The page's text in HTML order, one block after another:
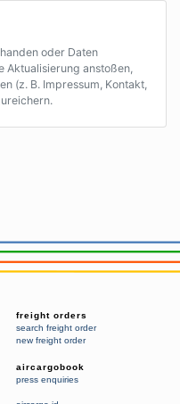
oder Daten
Aktualisierung anstoßen,
(z. B. Impressum, Kontakt,
freight orders
search freight order
new freight order
aircargobook
press enquiries